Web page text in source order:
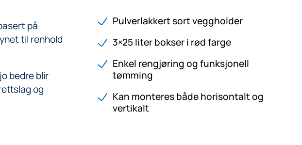
på
til renhold
bedre blir
og
Pulverlakkert sort veggholder
3×25 liter bokser i rød farge
Enkel rengjøring og funksjonell
tømming
Kan monteres både horisontalt og
vertikalt